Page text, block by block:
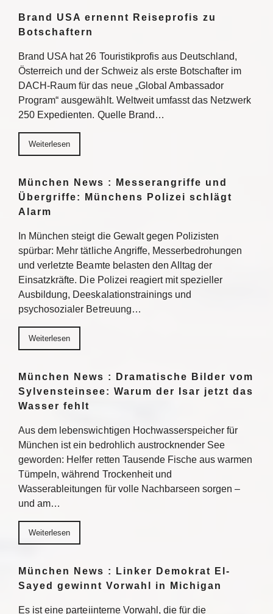
Brand USA ernennt Reiseprofis zu
Botschaftern
Brand USA hat 26 Touristikprofis aus Deutschland,
Österreich und der Schweiz als erste Botschafter im
DACH-Raum für das neue „Global Ambassador
Program“ ausgewählt. Weltweit umfasst das Netzwerk
250 Expedienten. Quelle Brand…
Weiterlesen
München News : Messerangriffe und
Übergriffe: Münchens Polizei schlägt
Alarm
In München steigt die Gewalt gegen Polizisten
spürbar: Mehr tätliche Angriffe, Messerbedrohungen
und verletzte Beamte belasten den Alltag der
Einsatzkräfte. Die Polizei reagiert mit spezieller
Ausbildung, Deeskalationstrainings und
psychosozialer Betreuung…
Weiterlesen
München News : Dramatische Bilder vom
Sylvensteinsee: Warum der Isar jetzt das
Wasser fehlt
Aus dem lebenswichtigen Hochwasserspeicher für
München ist ein bedrohlich austrocknender See
geworden: Helfer retten Tausende Fische aus warmen
Tümpeln, während Trockenheit und
Wasserableitungen für volle Nachbarseen sorgen –
und am…
Weiterlesen
München News : Linker Demokrat El-
Sayed gewinnt Vorwahl in Michigan
Es ist eine parteiinterne Vorwahl, die für die